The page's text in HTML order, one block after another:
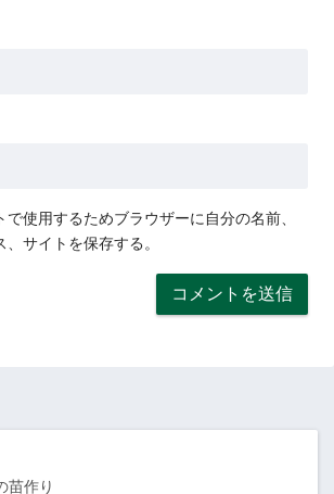
で使用するためブラウザーに自分の名前、
、サイトを保存する。
苗作り